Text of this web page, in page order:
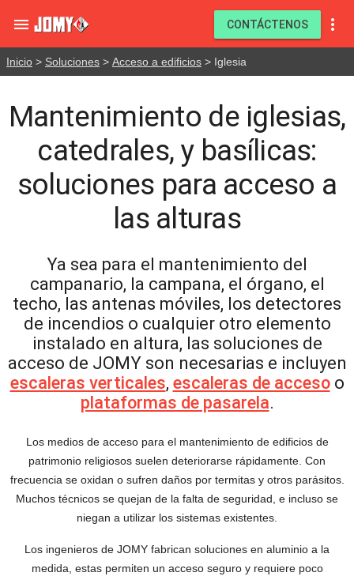
 CONTÁCTENOS 
Inicio > Soluciones > Acceso a edificios > Iglesia
Mantenimiento de iglesias,
catedrales, y basílicas:
soluciones para acceso a
las alturas
Ya sea para el mantenimiento del
campanario, la campana, el órgano, el
techo, las antenas móviles, los detectores
de incendios o cualquier otro elemento
instalado en altura, las soluciones de
acceso de JOMY son necesarias e incluyen
escaleras verticales, escaleras de accesoo
plataformas de pasarela.
Los medios de acceso para el mantenimiento de edificios de
patrimonio religiosos suelen deteriorarse rápidamente. Con
frecuencia se oxidan o sufren daños por termitas y otros parásitos.
Muchos técnicos se quejan de la falta de seguridad, e incluso se
niegan a utilizar los sistemas existentes.
Los ingenieros de JOMY fabrican soluciones en aluminio a la
medida, estas permiten un acceso seguro y requiere poco